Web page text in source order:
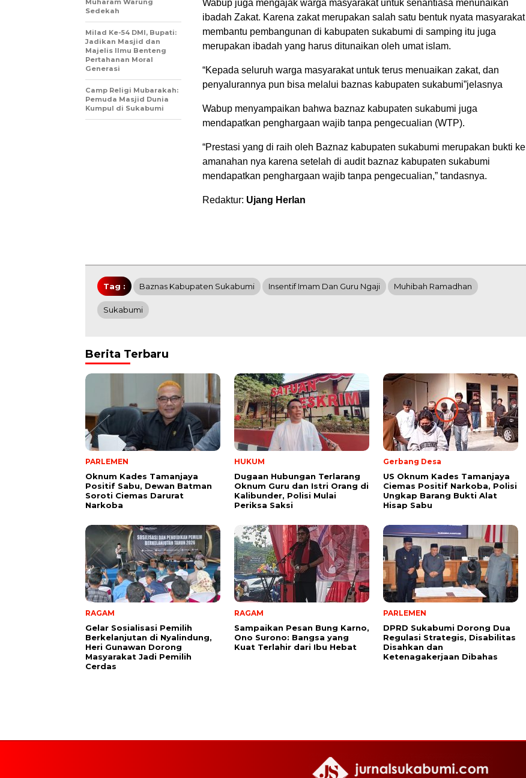
Wabup juga mengajak warga masyarakat untuk senantiasa menunaikan
ibadah Zakat. Karena zakat merupakan salah satu bentuk nyata masyarakat
membantu pembangunan di kabupaten sukabumi di samping itu juga
merupakan ibadah yang harus ditunaikan oleh umat islam.
“Kepada seluruh warga masyarakat untuk terus menuaikan zakat, dan
penyalurannya pun bisa melalui baznas kabupaten sukabumi”jelasnya
Wabup menyampaikan bahwa baznaz kabupaten sukabumi juga
mendapatkan penghargaan wajib tanpa pengecualian (WTP).
“Prestasi yang di raih oleh Baznaz kabupaten sukabumi merupakan bukti ke
amanahan nya karena setelah di audit baznaz kabupaten sukabumi
mendapatkan penghargaan wajib tanpa pengecualian,” tandasnya.
Redaktur: Ujang Herlan
Muharam Warung
Sedekah
Milad Ke-54 DMI, Bupati:
Jadikan Masjid dan
Majelis Ilmu Benteng
Pertahanan Moral
Generasi
Camp Religi Mubarakah:
Pemuda Masjid Dunia
Kumpul di Sukabumi
Tag : Baznas Kabupaten Sukabumi Insentif Imam Dan Guru Ngaji Muhibah Ramadhan
Sukabumi
Berita Terbaru
PARLEMEN
Oknum Kades Tamanjaya
Positif Sabu, Dewan Batman
Soroti Ciemas Darurat
Narkoba
HUKUM
Dugaan Hubungan Terlarang
Oknum Guru dan Istri Orang di
Kalibunder, Polisi Mulai
Periksa Saksi
Gerbang Desa
US Oknum Kades Tamanjaya
Ciemas Positif Narkoba, Polisi
Ungkap Barang Bukti Alat
Hisap Sabu
RAGAM
Gelar Sosialisasi Pemilih
Berkelanjutan di Nyalindung,
Heri Gunawan Dorong
Masyarakat Jadi Pemilih
Cerdas
RAGAM
Sampaikan Pesan Bung Karno,
Ono Surono: Bangsa yang
Kuat Terlahir dari Ibu Hebat
PARLEMEN
DPRD Sukabumi Dorong Dua
Regulasi Strategis, Disabilitas
Disahkan dan
Ketenagakerjaan Dibahas